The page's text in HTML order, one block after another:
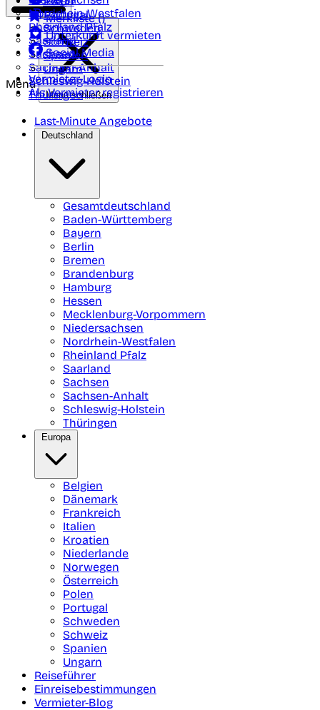
Nordrhein-Westfalen
Rheinland Pfalz
Saarland
Sachsen
Sachsen-Anhalt
Schleswig-Holstein
Thüringen
Portugal
Schweden
Schweiz
Spanien
Ungarn
Merkliste ()
Unterkunft vermieten
Social Media
Vermieter-Login
Als Vermieter registrieren
Menü
Menü schließen
Last-Minute Angebote
Deutschland
Gesamtdeutschland
Baden-Württemberg
Bayern
Berlin
Bremen
Brandenburg
Hamburg
Hessen
Mecklenburg-Vorpommern
Niedersachsen
Nordrhein-Westfalen
Rheinland Pfalz
Saarland
Sachsen
Sachsen-Anhalt
Schleswig-Holstein
Thüringen
Europa
Belgien
Dänemark
Frankreich
Italien
Kroatien
Niederlande
Norwegen
Österreich
Polen
Portugal
Schweden
Schweiz
Spanien
Ungarn
Reiseführer
Einreisebestimmungen
Vermieter-Blog